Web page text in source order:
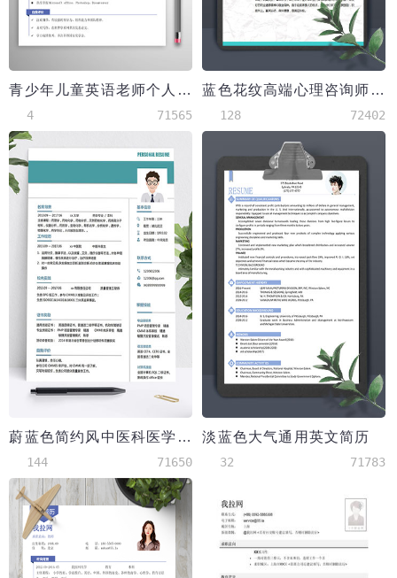
青少年儿童英语老师个人简历模板
4 71565
蓝色花纹高端心理咨询师应届生简历
128 72402
蔚蓝色简约风中医科医学生简历模板
144 71650
淡蓝色大气通用英文简历
32 71783